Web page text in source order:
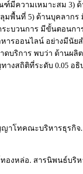
ความเหมาะสม 3)
มพื้นที่ 5) ด้านบุคลาก
ะบวนการ มีขั้นตอนกา
ารออนไลน์ อย่างมีนัย
ดบริการ พบว่า ด้านผ
งสถิติที่ระดับ 0.05 อ
าโทคณะบริหารธุรกิจ
ทองหล่อ. สารนิพนธ์บ